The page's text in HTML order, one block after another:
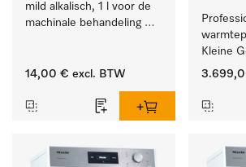
mild alkalisch, 1 l voor de
machinale behandeling
14,00 € excl. BTW
Kleine
zeer